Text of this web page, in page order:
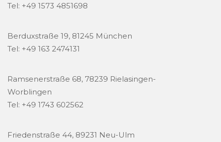
Tel: +49 1573 4851698
Berduxstraße 19, 81245 München
Tel: +49 163 2474131
Ramsenerstraße 68, 78239 Rielasingen-
Worblingen
Tel: +49 1743 602562
Friedenstraße 44, 89231 Neu-Ulm